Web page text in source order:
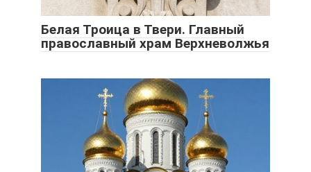
Белая Троица в Твери. Главный
православный храм Верхневолжья